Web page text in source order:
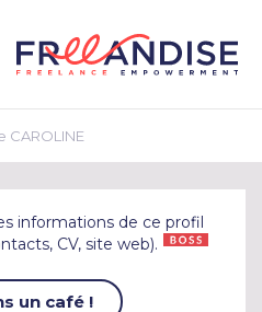
informations de ce profil
CV, site web).
un café !